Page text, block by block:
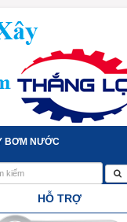
BƠM NƯỚC
HỖ TRỢ